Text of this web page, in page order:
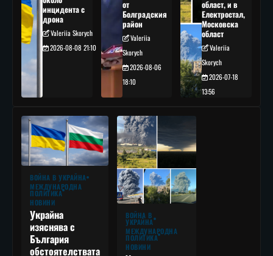
инцидента с
дрона
Valeriia Skorych
2026-08-08 21:10
от
Болградския
район
Valeriia
Skorych
2026-08-06
18:10
област, и в
Електростал,
Московска
област
Valeriia
Skorych
2026-07-18
13:56
ВОЙНА В УКРАЙНА
МЕЖДУНАРОДНА
ПОЛИТИКА
НОВИНИ
Украйна
изяснява с
България
обстоятелствата
ВОЙНА В
УКРАЙНА
МЕЖДУНАРОДНА
ПОЛИТИКА
НОВИНИ